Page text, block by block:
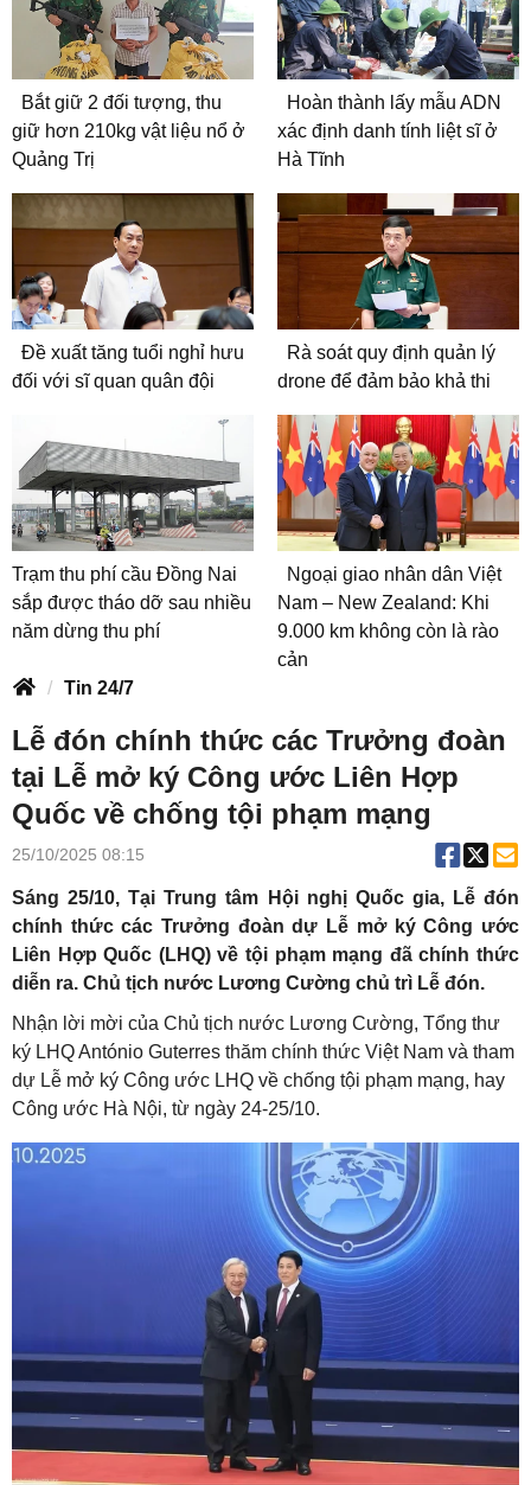
Bắt giữ 2 đối tượng, thu
giữ hơn 210kg vật liệu nổ ở
Quảng Trị
Hoàn thành lấy mẫu ADN
xác định danh tính liệt sĩ ở
Hà Tĩnh
Đề xuất tăng tuổi nghỉ hưu
đối với sĩ quan quân đội
Rà soát quy định quản lý
drone để đảm bảo khả thi
Trạm thu phí cầu Đồng Nai
sắp được tháo dỡ sau nhiều
năm dừng thu phí
Ngoại giao nhân dân Việt
Nam – New Zealand: Khi
9.000 km không còn là rào
cản
Tin 24/7
Lễ đón chính thức các Trưởng đoàn
tại Lễ mở ký Công ước Liên Hợp
Quốc về chống tội phạm mạng
25/10/2025 08:15
Sáng 25/10, Tại Trung tâm Hội nghị Quốc gia, Lễ đón
chính thức các Trưởng đoàn dự Lễ mở ký Công ước
Liên Hợp Quốc (LHQ) về tội phạm mạng đã chính thức
diễn ra. Chủ tịch nước Lương Cường chủ trì Lễ đón.
Nhận lời mời của Chủ tịch nước Lương Cường, Tổng thư
ký LHQ António Guterres thăm chính thức Việt Nam và tham
dự Lễ mở ký Công ước LHQ về chống tội phạm mạng, hay
Công ước Hà Nội, từ ngày 24-25/10.